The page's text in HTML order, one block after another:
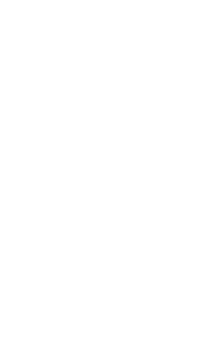
Um 15:53
et de l’Étoile